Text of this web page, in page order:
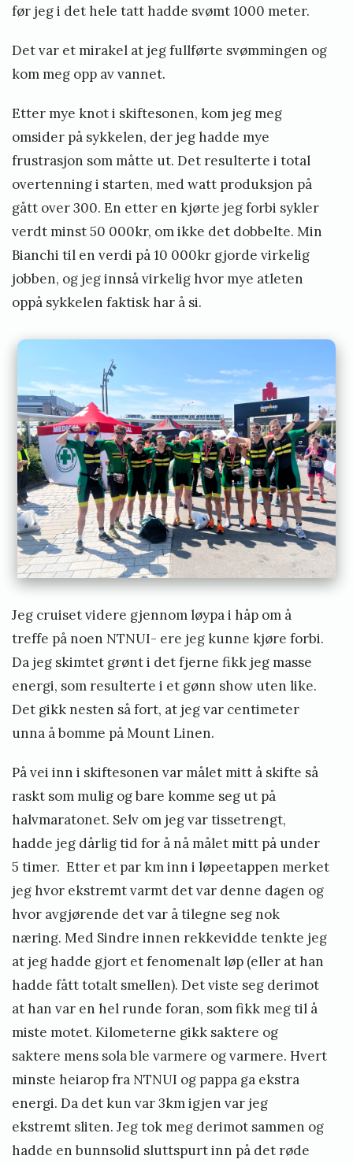
før jeg i det hele tatt hadde svømt 1000 meter.
Det var et mirakel at jeg fullførte svømmingen og
kom meg opp av vannet.
Etter mye knot i skiftesonen, kom jeg meg
omsider på sykkelen, der jeg hadde mye
frustrasjon som måtte ut. Det resulterte i total
overtenning i starten, med watt produksjon på
gått over 300. En etter en kjørte jeg forbi sykler
verdt minst 50 000kr, om ikke det dobbelte. Min
Bianchi til en verdi på 10 000kr gjorde virkelig
jobben, og jeg innså virkelig hvor mye atleten
oppå sykkelen faktisk har å si.
Jeg cruiset videre gjennom løypa i håp om å
treffe på noen NTNUI- ere jeg kunne kjøre forbi.
Da jeg skimtet grønt i det fjerne fikk jeg masse
energi, som resulterte i et gønn show uten like.
Det gikk nesten så fort, at jeg var centimeter
unna å bomme på Mount Linen.
På vei inn i skiftesonen var målet mitt å skifte så
raskt som mulig og bare komme seg ut på
halvmaratonet. Selv om jeg var tissetrengt,
hadde jeg dårlig tid for å nå målet mitt på under
5 timer. Etter et par km inn i løpeetappen merket
jeg hvor ekstremt varmt det var denne dagen og
hvor avgjørende det var å tilegne seg nok
næring. Med Sindre innen rekkevidde tenkte jeg
at jeg hadde gjort et fenomenalt løp (eller at han
hadde fått totalt smellen). Det viste seg derimot
at han var en hel runde foran, som fikk meg til å
miste motet. Kilometerne gikk saktere og
saktere mens sola ble varmere og varmere. Hvert
minste heiarop fra NTNUI og pappa ga ekstra
energi. Da det kun var 3km igjen var jeg
ekstremt sliten. Jeg tok meg derimot sammen og
hadde en bunnsolid sluttspurt inn på det røde